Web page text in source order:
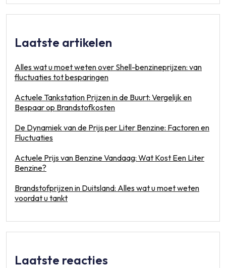
Laatste artikelen
Alles wat u moet weten over Shell-benzineprijzen: van
fluctuaties tot besparingen
Actuele Tankstation Prijzen in de Buurt: Vergelijk en
Bespaar op Brandstofkosten
De Dynamiek van de Prijs per Liter Benzine: Factoren en
Fluctuaties
Actuele Prijs van Benzine Vandaag: Wat Kost Een Liter
Benzine?
Brandstofprijzen in Duitsland: Alles wat u moet weten
voordat u tankt
Laatste reacties